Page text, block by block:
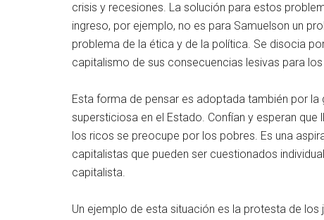
crisis y recesiones. La solución para estos
ingreso, por ejemplo, no es para Samuelson un
problema de la ética y de la política. Se disocia
capitalismo de sus consecuencias lesivas para
Esta forma de pensar es adoptada también por
supersticiosa en el Estado. Confían y esperan
los ricos se preocupe por los pobres. Es una
capitalistas que pueden ser cuestionados
capitalista.
Un ejemplo de esta situación es la protesta de